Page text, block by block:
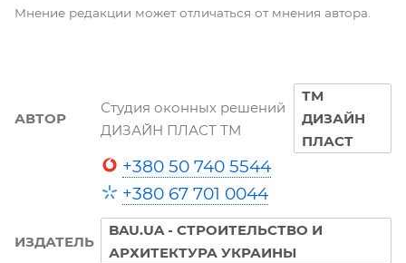
Мнение редакции может отличаться от мнения автора.
АВТОР
Студия оконных решений
ДИЗАЙН ПЛАСТ ТМ
ТМ
ДИЗАЙН
ПЛАСТ
+380 50 740 5544
+380 67 701 0044
ИЗДАТЕЛЬ
BAU.UA - СТРОИТЕЛЬСТВО И
АРХИТЕКТУРА УКРАИНЫ